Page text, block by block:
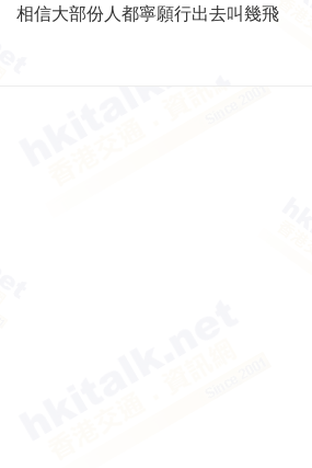
相信大部份人都寧願行出去叫幾飛